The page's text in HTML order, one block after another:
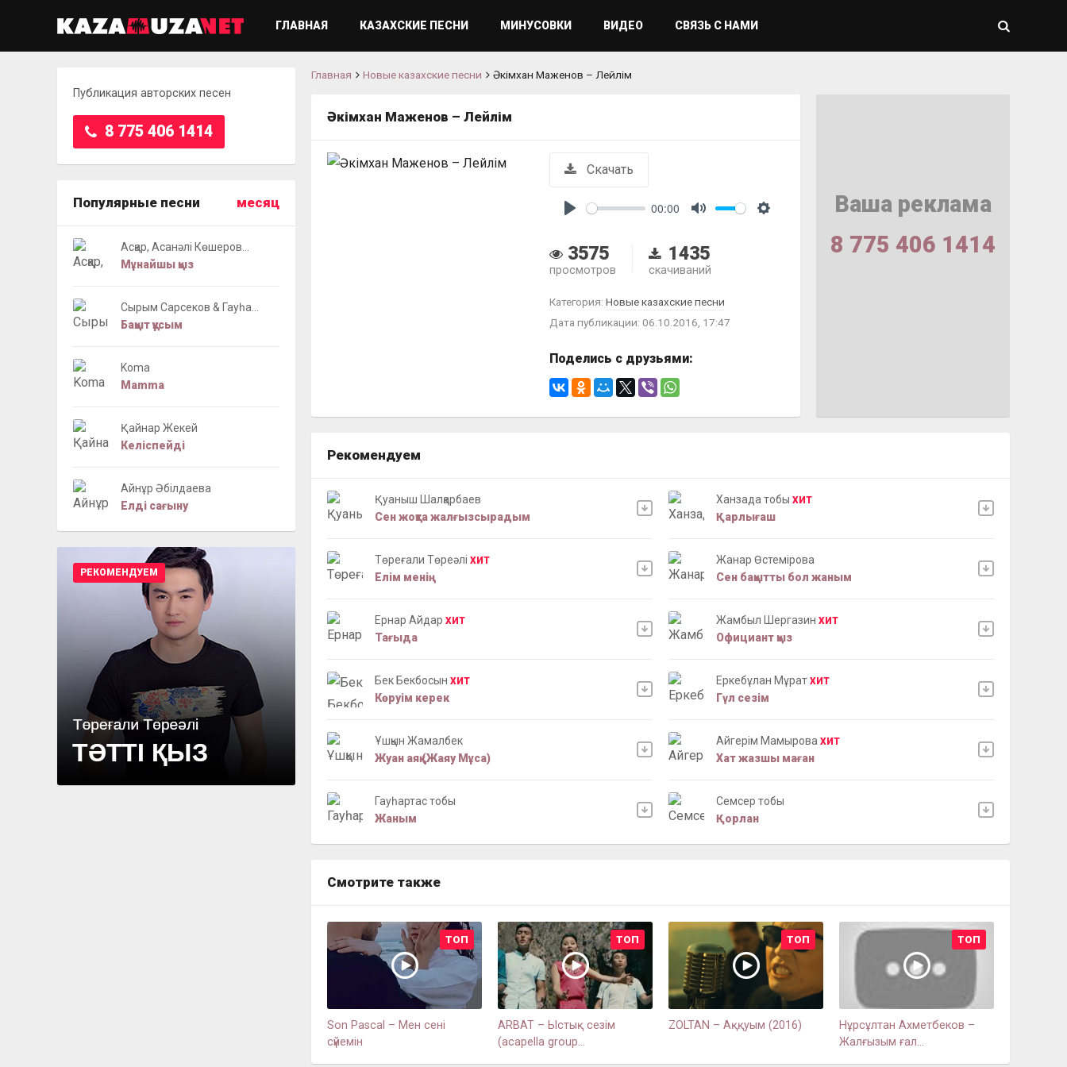
ГЛАВНАЯ КАЗАХСКИЕ ПЕСНИ МИНУСОВКИ ВИДЕО СВЯЗЬ С НАМИ
Публикация авторских песен
8 775 406 1414
Популярные песни месяц
Асқар, Асанәлі Көшеров...
Мұнайшы қыз
Сырым Сарсеков & Гауһа...
Бақыт құсым
Koma
Mamma
Қайнар Жекей
Келіспейді
Айнұр Әбілдаева
Елді сағыну
РЕКОМЕНДУЕМ
Главная Новые казахские песни Əкімхан Маженов – Лейлім
Əкімхан Маженов – Лейлім
Скачать
00:00
3575
просмотров
1435
скачиваний
Категория: Новые казахские песни
Дата публикации: 06.10.2016, 17:47
Поделись с друзьями:
Ваша реклама
8 775 406 1414
Рекомендуем
Қуаныш Шалқарбаев
Сен жоқта жалғызсырадым
Ханзада тобы ХИТ
Қарлығаш
Төреғали Төреәлі ХИТ
Елім менің
Жанар Өстемірова
Сен бақытты бол жаным
Ернар Айдар ХИТ
Тағыда
Жамбыл Шергазин ХИТ
Официант қыз
Бек Бекбосын ХИТ
Көруім керек
Еркебұлан Мұрат ХИТ
Гүл сезім
Ұшқын Жамалбек
Жуан аяқ (Жаяу Мұса)
Айгерім Мамырова ХИТ
Хат жазшы маған
Гауһартас тобы
Жаным
Семсер тобы
Қорлан
Смотрите также
ТОП
Son Pascal – Мен сені
сүйемін
ТОП
ARBAT – Ыстық сезім
(acapella group...
ТОП
ZOLTAN – Аққуым (2016)
ТОП
Нұрсұлтан Ахметбеков –
Жалғызым ғал...